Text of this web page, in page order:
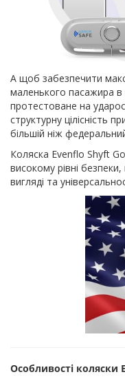
А щоб забезпечити
маленького пасажира в
протестоване на
структурну цілісність
більшій ніж
Коляска Evenflo Shyft
високому рівні
вигляді та
Особливості коляски